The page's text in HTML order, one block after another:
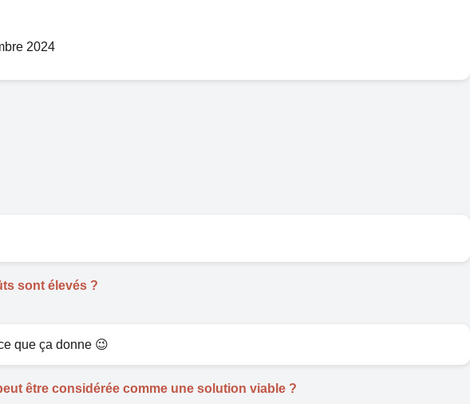
2024
sont élevés ?
que ça donne 😉
être considérée comme une solution viable ?